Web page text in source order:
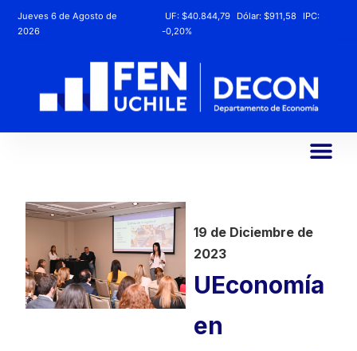
Jueves 6 de Agosto de
2026
UF:$40.844,79 Dólar:$911,58
IPC:
-0,20%
19 de Diciembre de
2023
UEconomía
en